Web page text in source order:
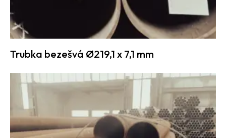
Trubka bezešvá Ø219,1 x 7,1 mm